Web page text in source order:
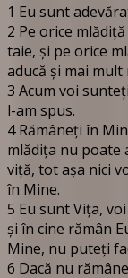
1 Eu sunt
2 Pe orice
taie, şi pe orice
aducă şi mai mult
3 Acum voi
l-am spus.
4 Rămâneţi în
mlădiţa nu poate
viţă, tot aşa nici
în Mine.
5 Eu sunt Viţa,
şi în cine rămân
Mine, nu puteţi
6 Dacă nu